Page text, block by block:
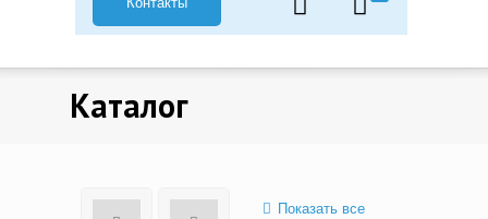
Каталог
Показать все